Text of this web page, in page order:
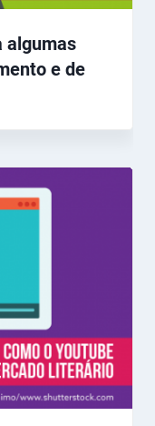
algumas
e de